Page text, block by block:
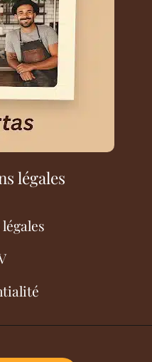
légales